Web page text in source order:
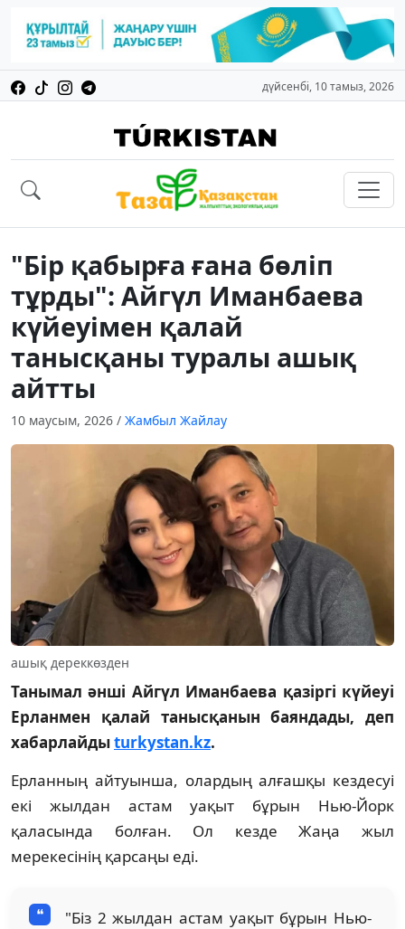
дүйсенбі, 10 тамыз, 2026
"Бір қабырға ғана бөліп
тұрды": Айгүл Иманбаева
күйеуімен қалай
танысқаны туралы ашық
айтты
10 маусым, 2026 / Жамбыл Жайлау
ашық дереккөзден
Танымал әнші Айгүл Иманбаева қазіргі күйеуі
Ерланмен қалай танысқанын баяндады, деп
хабарлайдыturkystan.kz.
Ерланның айтуынша, олардың алғашқы кездесуі
екі жылдан астам уақыт бұрын Нью-Йорк
қаласында болған. Ол кезде Жаңа жыл
мерекесінің қарсаңы еді.
"Біз 2 жылдан астам уақыт бұрын Нью-